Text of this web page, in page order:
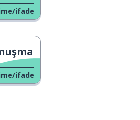
ifade
ifade